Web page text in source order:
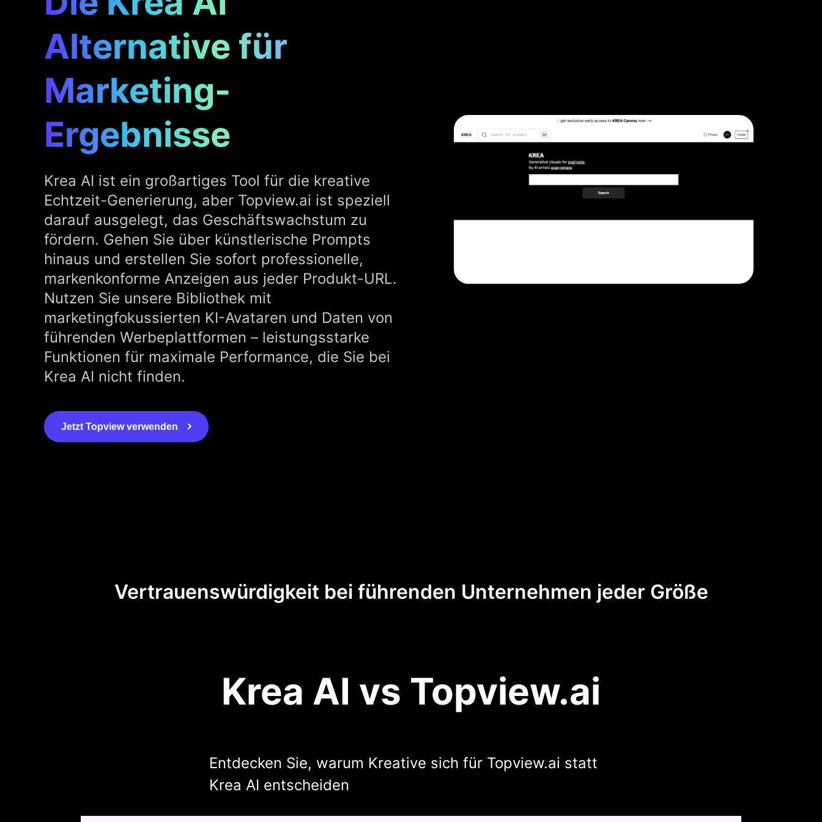
Alternative für
Marketing-
Ergebnisse
Krea AI ist ein großartiges Tool für die kreative
Echtzeit-Generierung, aber Topview.ai ist speziell
darauf ausgelegt, das Geschäftswachstum zu
fördern. Gehen Sie über künstlerische Prompts
hinaus und erstellen Sie sofort professionelle,
markenkonforme Anzeigen aus jeder Produkt-URL.
Nutzen Sie unsere Bibliothek mit
marketingfokussierten KI-Avataren und Daten von
führenden Werbeplattformen – leistungsstarke
Funktionen für maximale Performance, die Sie bei
Krea AI nicht finden.
Jetzt Topview verwenden
Vertrauenswürdigkeit bei führenden Unternehmen jeder Größe
Krea AI vs Topview.ai
Entdecken Sie, warum Kreative sich für Topview.ai statt
Krea AI entscheiden